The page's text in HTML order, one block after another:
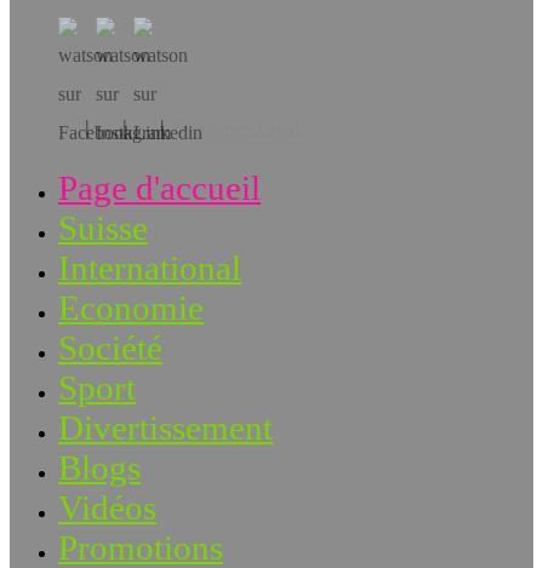
Téléchargez l’app!
Page d'accueil
Suisse
International
Economie
Société
Sport
Divertissement
Blogs
Vidéos
Promotions